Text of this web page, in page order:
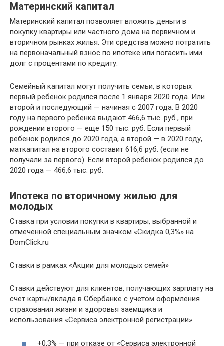
Материнский капитал
Материнский капитал позволяет вложить деньги в
покупку квартиры или частного дома на первичном и
вторичном рынках жилья. Эти средства можно потратить
на первоначальный взнос по ипотеке или погасить ими
долг с процентами по кредиту.
Семейный капитал могут получить семьи, в которых
первый ребенок родился после 1 января 2020 года. Или
второй и последующий — начиная с 2007 года. В 2020
году на первого ребенка выдают 466,6 тыс. руб., при
рождении второго — еще 150 тыс. руб. Если первый
ребенок родился до 2020 года, а второй — в 2020 году,
маткапитал на второго составит 616,6 руб. (если не
получали за первого). Если второй ребенок родился до
2020 года — 466,6 тыс. руб.
Ипотека по вторичному жилью для
молодых
Ставка при условии покупки в квартиры, выбранной и
отмеченной специальным значком «Скидка 0,3%» на
DomClick.ru
Ставки в рамках «Акции для молодых семей»
Ставки действуют для клиентов, получающих зарплату на
счет карты/вклада в Сбербанке с учетом оформления
страхования жизни и здоровья заемщика и
использования «Сервиса электронной регистрации».
+0,3% — при отказе от «Сервиса электронной